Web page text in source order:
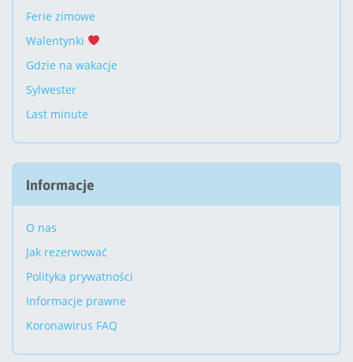
Ferie zimowe
Walentynki
Gdzie na wakacje
Sylwester
Last minute
Informacje
O nas
Jak rezerwować
Polityka prywatności
Informacje prawne
Koronawirus FAQ